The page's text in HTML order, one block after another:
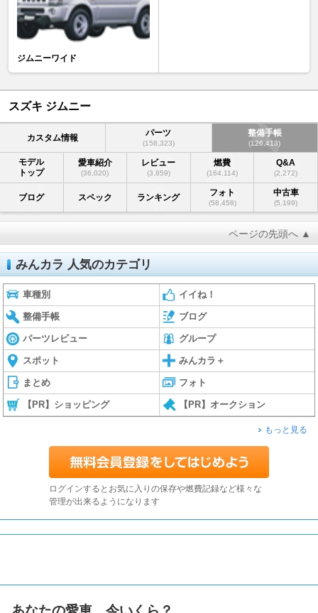
ジムニーワイド
スズキ ジムニー
カスタム情報 パーツ
(158,323)
整備手帳
(126,413)
モデル
トップ
愛車紹介
(36,020)
レビュー
(3,859)
燃費
(164,114)
Q&A
(2,272)
ブログ スペック ランキング フォト
(58,458)
中古車
(5,199)
ページの先頭へ ▲
みんカラ 人気のカテゴリ
車種別 イイね！
整備手帳 ブログ
パーツレビュー グループ
スポット みんカラ＋
まとめ フォト
【PR】ショッピング 【PR】オークション
もっと見る
ログインするとお気に入りの保存や燃費記録など様々な
管理が出来るようになります